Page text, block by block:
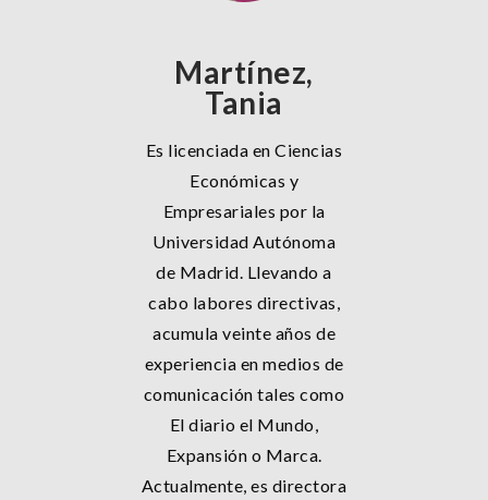
Martínez,
Tania
Es licenciada en Ciencias
Económicas y
Empresariales por la
Universidad Autónoma
de Madrid. Llevando a
cabo labores directivas,
acumula veinte años de
experiencia en medios de
comunicación tales como
El diario el Mundo,
Expansión o Marca.
Actualmente, es directora